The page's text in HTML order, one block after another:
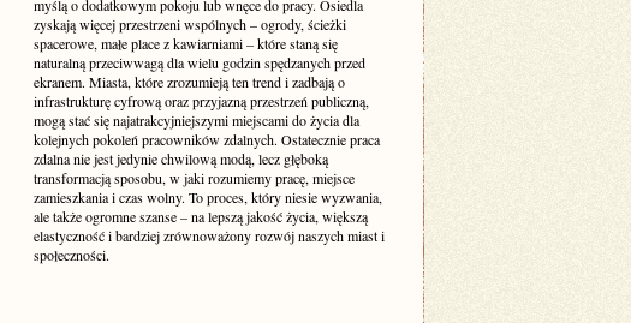
myślą o dodatkowym pokoju lub wnęce do pracy. Osiedla
zyskają więcej przestrzeni wspólnych – ogrody, ścieżki
spacerowe, małe place z kawiarniami – które staną się
naturalną przeciwwagą dla wielu godzin spędzanych przed
ekranem. Miasta, które zrozumieją ten trend i zadbają o
infrastrukturę cyfrową oraz przyjazną przestrzeń publiczną,
mogą stać się najatrakcyjniejszymi miejscami do życia dla
kolejnych pokoleń pracowników zdalnych. Ostatecznie praca
zdalna nie jest jedynie chwilową modą, lecz głęboką
transformacją sposobu, w jaki rozumiemy pracę, miejsce
zamieszkania i czas wolny. To proces, który niesie wyzwania,
ale także ogromne szanse – na lepszą jakość życia, większą
elastyczność i bardziej zrównoważony rozwój naszych miast i
społeczności.